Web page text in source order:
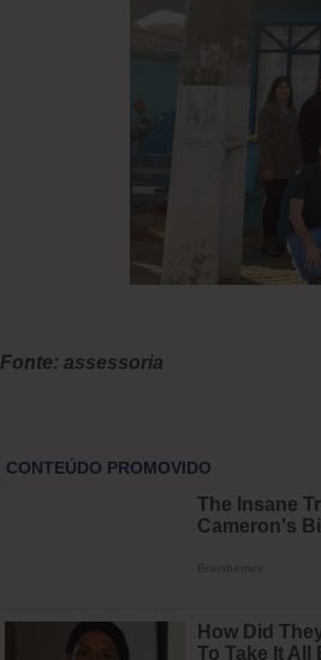
Fonte: assessoria